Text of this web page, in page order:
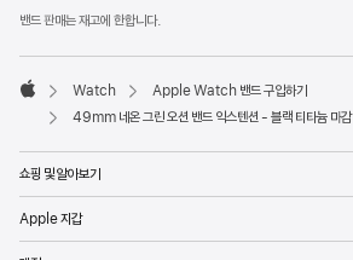
밴드 판매는 재고에 한합니다.
Apple
Watch
Apple Watch 밴드 구입하기
49mm 네온 그린 오션 밴드 익스텐션 - 블랙 티타늄 마감
쇼핑 및 알아보기
Apple 지갑